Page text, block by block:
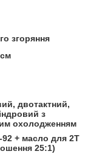
згоряння
двотактний,
з
охолодженням
92 + масло для 2Т
25:1)